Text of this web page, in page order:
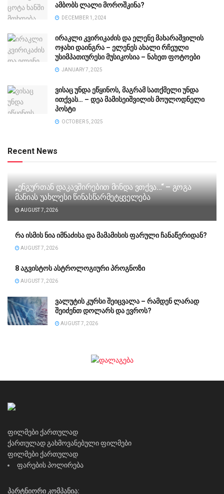
ამბობს ლალი მოროშკინა?
DECEMBER 1, 2024
ირაკლი კვირიკაძის და ელენე მახარაშვილის
ოჯახი დაინგრა – ელენეს ახალი რჩეული
უსიმპათიურესი მუსიკოსია – ნახეთ ფოტოები
JANUARY 7, 2025
ვისაც უნდა ეწყინოს, მაგრამ სათქმელი უნდა
ითქვას… – დეა მამისეიშვილის მოულოდნელი
პოსტი
OCTOBER 5, 2025
Recent News
„ენგურთან დაკავშირებით მინდა ვთქვა…“ – გოგა
მანიას უახლესი წინასწარმეტყველება
AUGUST 7, 2026
რა ისმის ნია იმნაძისა და მამამისის ფარული ჩანაწერიდან?
AUGUST 7, 2026
8 აგვისტოს ასტროლოგიური პროგნოზი
AUGUST 7, 2026
ვალუტის კურსი შეიცვალა – რამდენ ლარად
შეიძენთ დოლარს და ევროს?
AUGUST 7, 2026
ფილმები ქართულად
ქართულად გახმოვანებული ფილმები
ფილმები ქართულად
ფარების პოლირება
პარტნიორი კომპანია: